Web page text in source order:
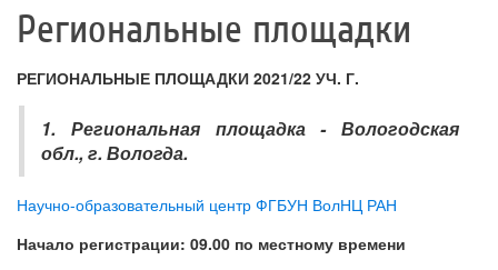
Региональные площадки
РЕГИОНАЛЬНЫЕ ПЛОЩАДКИ 2021/22 УЧ. Г.
1. Региональная площадка - Вологодская
обл., г. Вологда.
Научно-образовательный центр ФГБУН ВолНЦ РАН
Начало регистрации: 09.00 по местному времени